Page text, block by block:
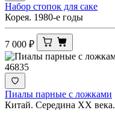
Набор стопок для саке
Корея. 1980-е годы
7 000 ₽
46835
Пиалы парные с ложками
Китай. Середина ХХ века.